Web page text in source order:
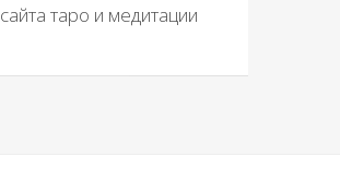
сайта таро и медитации